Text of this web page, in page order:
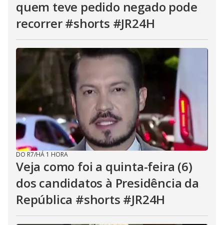
quem teve pedido negado pode
recorrer #shorts #JR24H
DO R7/HÁ 1 HORA
Veja como foi a quinta-feira (6)
dos candidatos à Presidência da
República #shorts #JR24H